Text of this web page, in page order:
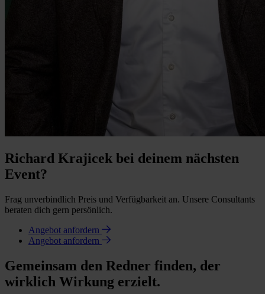
Richard Krajicek bei deinem nächsten
Event?
Frag unverbindlich Preis und Verfügbarkeit an. Unsere Consultants
beraten dich gern persönlich.
Angebot anfordern
Angebot anfordern
Gemeinsam den Redner finden, der
wirklich Wirkung erzielt.